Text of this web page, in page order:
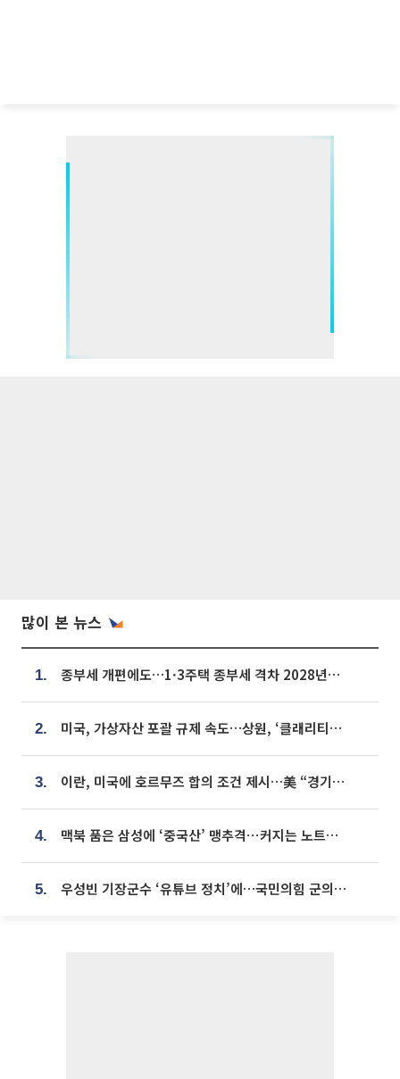
많이 본 뉴스
1. 종부세 개편에도…1·3주택 종부세 격차 2028년부터 확대
2. 미국, 가상자산 포괄 규제 속도…상원, ‘클래리티법’ 9월 절차투표 추진
3. 이란, 미국에 호르무즈 합의 조건 제시…美 “경기 아직 안 끝나” [종합]
4. 맥북 품은 삼성에 ‘중국산’ 맹추격⋯커지는 노트북 OLED 시장
5. 우성빈 기장군수 ‘유튜브 정치’에…국민의힘 군의원들 집단 반발